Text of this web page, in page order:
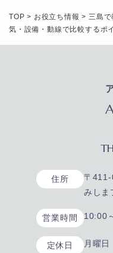
TOP > お役立ち情報 > 三島
気・設備・動線で比較するポ
住所
〒411-
みしま
営業時間 10:00
定休日 月曜日